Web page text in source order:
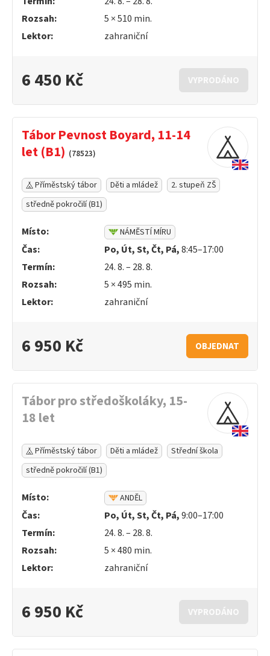
Rozsah:
5 ×510 min.
Lektor:
zahraniční
6 450 Kč VYPRODÁNO
Tábor Pevnost Boyard, 11-14
let (B1) (78523)
Příměstský tábor Děti a mládež
2. stupeň ZŠ
středně pokročilí (B1)
Místo: NÁMĚSTÍ MÍRU
Čas: Po, Út, St, Čt, Pá,8:45–17:00
Termín:
24. 8. – 28. 8.
Rozsah:
5 ×495 min.
Lektor:
zahraniční
6 950 Kč OBJEDNAT
Tábor pro středoškoláky, 15-
18 let
Příměstský tábor Děti a mládež
Střední škola
středně pokročilí (B1)
Místo: ANDĚL
Čas: Po, Út, St, Čt, Pá,9:00–17:00
Termín:
24. 8. – 28. 8.
Rozsah:
5 ×480 min.
Lektor:
zahraniční
6 950 Kč VYPRODÁNO